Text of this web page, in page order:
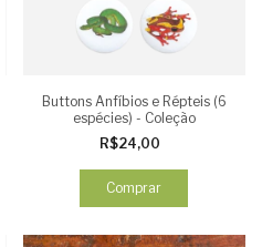
Buttons Anfíbios e Répteis (6
espécies) - Coleção
R$24,00
Comprar